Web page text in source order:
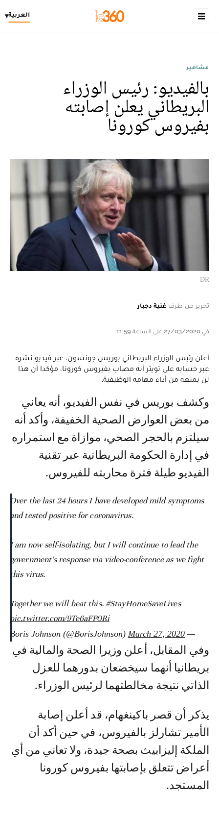
العربية▾
مشاهير
بالفيديو: رئيس الوزراء
البريطاني يعلن إصابته
بفيروس كورونا
DR
تحرير من طرف غنية دجبار
في 27/03/2020 على الساعة 11:59
أعلن رئيس الوزراء البريطاني بوريس جونسون، عبر فيديو نشره
عبر حسابه على تويتر أنه مصاب بفيروس كورونا، مؤكدا أن هذا
لن يمنعه من أداء مهامه الوظيفية.
وكشف بوريس في نفس الفيديو، أنه يعاني
من بعض العوارض الصحية الخفيفة، وأكد أنه
سيلتزم بالحجر الصحي، موازاة مع استمراره
في إدارة الحكومة البريطانية عبر تقنية
الفيديو طيلة فترة محاربته للفيروس.
Over the last 24 hours I have developed mild symptoms
and tested positive for coronavirus.
I am now self-isolating, but I will continue to lead the
government’s response via video-conference as we fight
this virus.
Together we will beat this. #StayHomeSaveLives
pic.twitter.com/9Te6aFP0Ri
— Boris Johnson (@BorisJohnson)
March 27, 2020
وفي المقابل، أعلن وزيرا الصحة والمالية في
بريطانيا أنهما سيخضعان بدورهما للعزل
الذاتي نتيجة مخالطتهما لرئيس الوزراء.
يذكر أن قصر باكينغهام، قد أعلن إصابة
الأمير تشارلز بالفيروس، في حين أكد أن
الملكة إليزابيث بصحة جيدة، ولا تعاني من أي
أعراض تتعلق بإصابتها بفيروس كورونا
المستجد.